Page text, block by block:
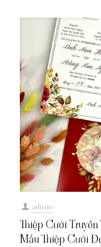
admin
Thiệp Cưới
Mẫu Thiệp Cưới